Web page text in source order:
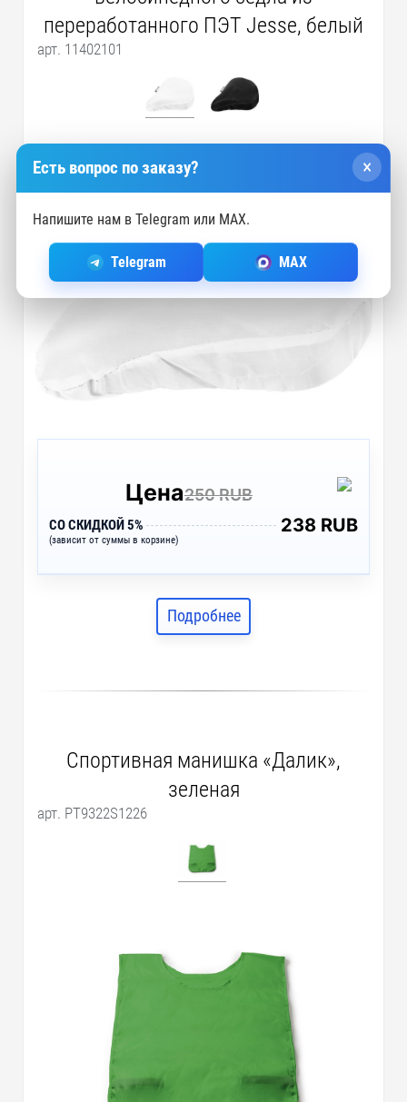
переработанного ПЭТ Jesse, белый
арт. 11402101
Цена250 RUB
СО СКИДКОЙ 5%
(зависит от суммы в корзине)
238 RUB
Подробнее
Спортивная манишка «Далик»,
зеленая
арт. PT9322S1226
Есть вопрос по заказу? ×
Напишите нам в Telegram или MAX.
Telegram MAX